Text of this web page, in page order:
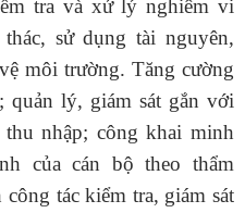
tra và xử lý nghiêm vi
sử dụng tài nguyên,
môi trường. Tăng cường
quản lý, giám sát gắn với
thu nhập; công khai minh
của cán bộ theo thẩm
tác kiểm tra, giám sát